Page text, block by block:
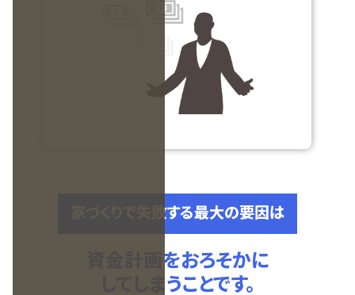
家づくりで失敗する最大の要因は
資金計画をおろそかに
してしまうことです。